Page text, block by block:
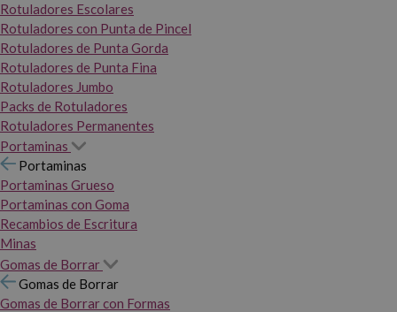
Rotuladores Escolares
Rotuladores con Punta de Pincel
Rotuladores de Punta Gorda
Rotuladores de Punta Fina
Rotuladores Jumbo
Packs de Rotuladores
Rotuladores Permanentes
Portaminas
Portaminas
Portaminas Grueso
Portaminas con Goma
Recambios de Escritura
Minas
Gomas de Borrar
Gomas de Borrar
Gomas de Borrar con Formas